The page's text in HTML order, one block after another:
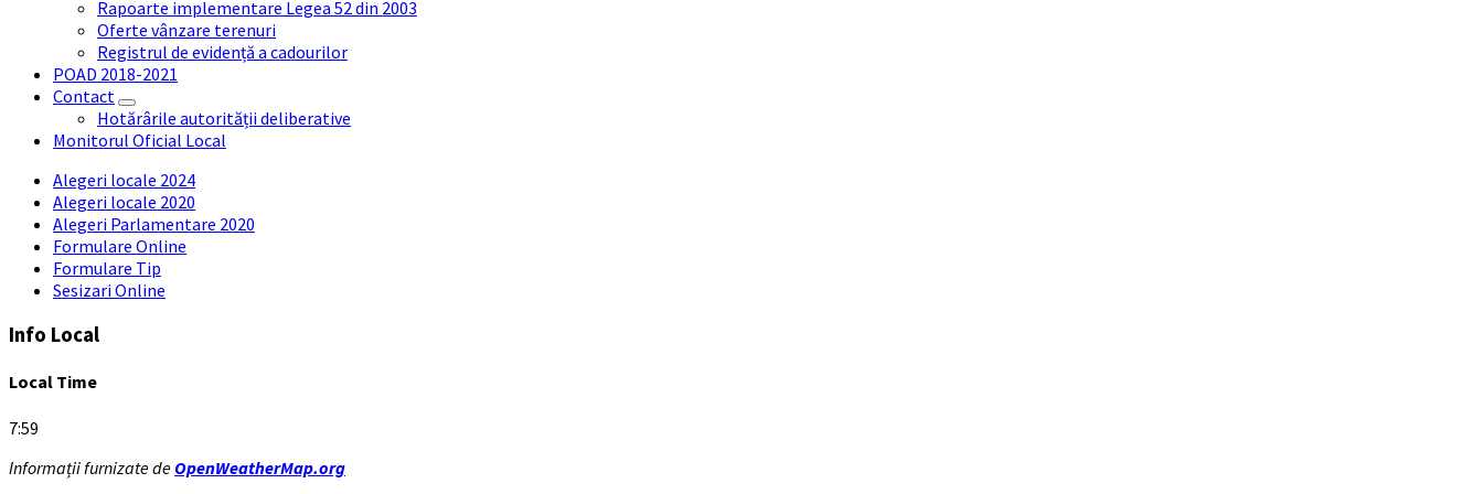
Rapoarte implementare Legea 52 din 2003
Oferte vânzare terenuri
Registrul de evidență a cadourilor
POAD 2018-2021
Contact
Hotărârile autorității deliberative
Monitorul Oficial Local
Alegeri locale 2024
Alegeri locale 2020
Alegeri Parlamentare 2020
Formulare Online
Formulare Tip
Sesizari Online
Info Local
Local Time
7:59
Informații furnizate de OpenWeatherMap.org